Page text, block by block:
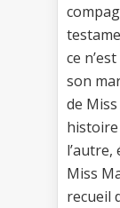
ce
son
de
l’autre,
Miss
recueil